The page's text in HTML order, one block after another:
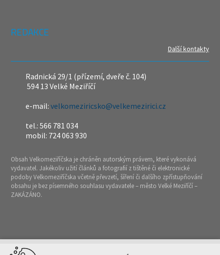
REDAKCE
Další kontakty
Radnická 29/1 (přízemí, dveře č. 104)
594 13 Velké Meziříčí
e-mail:velkomeziricsko@velkemezirici.cz
tel.: 566 781 034
mobil: 724 063 930
Obsah Velkomeziříčska je chráněn autorským právem, které vykonává
vydavatel. Jakékoliv užití článků a fotografií z tištěné či elektronické
podoby Velkomeziříčska včetně převzetí, šíření či dalšího zpřístupňování
obsahu je bez písemného souhlasu vydavatele – město Velké Meziříčí –
ZAKÁZÁNO.